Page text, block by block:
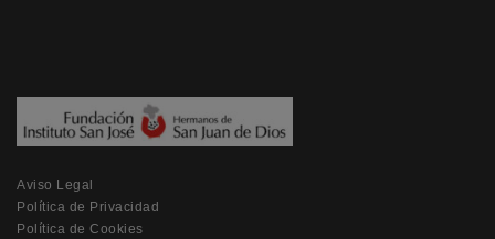
Aviso Legal
Política de Privacidad
Política de Cookies